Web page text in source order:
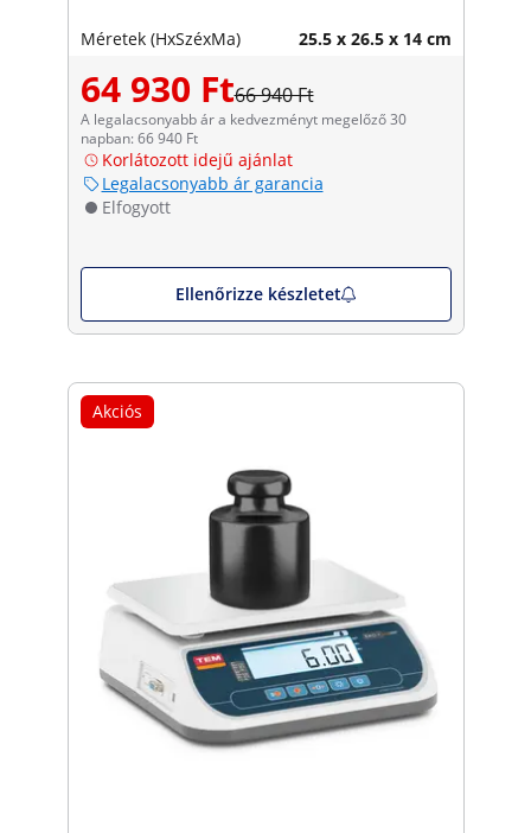
Méretek (HxSzéxMa) 25.5 x 26.5 x 14 cm
64 930 Ft66 940 Ft
A legalacsonyabb ár a kedvezményt megelőző 30
napban: 66 940 Ft
Korlátozott idejű ajánlat
Legalacsonyabb ár garancia
Elfogyott
Ellenőrizze készletet
Akciós